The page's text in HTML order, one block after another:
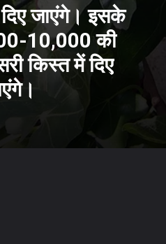
जाएंगे। इसके
10,000 की
किस्त में दिए